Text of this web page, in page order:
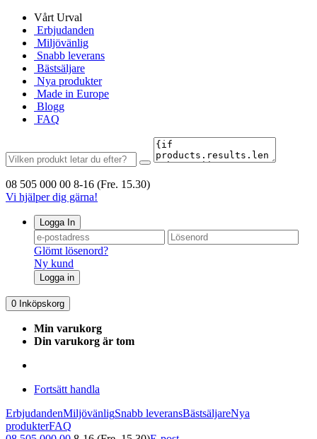
Vårt Urval
Erbjudanden
Miljövänlig
Snabb leverans
Bästsäljare
Nya produkter
Made in Europe
Blogg
FAQ
08 505 000 00 8-16 (Fre. 15.30)
Vi hjälper dig gärna!
Logga In
Glömt lösenord?
Ny kund
Logga in
0 Inköpskorg
Min varukorg
Din varukorg är tom
Fortsätt handla
ErbjudandenMiljövänligSnabb leveransBästsäljareNya
produkterFAQ